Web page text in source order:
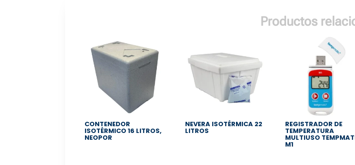
Productos
CONTENEDOR
ISOTÉRMICO 16 LITROS,
NEOPOR
NEVERA ISOTÉRMICA 22
LITROS
REGISTRADOR DE
TEMPERATURA
MULTIUSO
M1